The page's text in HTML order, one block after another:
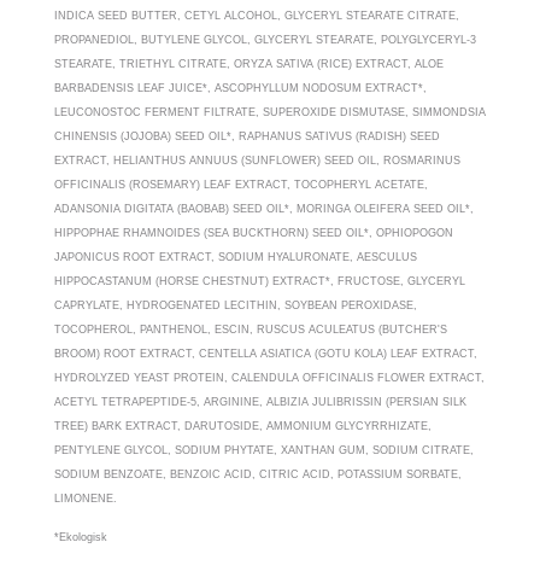
INDICA SEED BUTTER, CETYL ALCOHOL, GLYCERYL STEARATE CITRATE,
PROPANEDIOL, BUTYLENE GLYCOL, GLYCERYL STEARATE, POLYGLYCERYL-3
STEARATE, TRIETHYL CITRATE, ORYZA SATIVA (RICE) EXTRACT, ALOE
BARBADENSIS LEAF JUICE*, ASCOPHYLLUM NODOSUM EXTRACT*,
LEUCONOSTOC FERMENT FILTRATE, SUPEROXIDE DISMUTASE, SIMMONDSIA
CHINENSIS (JOJOBA) SEED OIL*, RAPHANUS SATIVUS (RADISH) SEED
EXTRACT, HELIANTHUS ANNUUS (SUNFLOWER) SEED OIL, ROSMARINUS
OFFICINALIS (ROSEMARY) LEAF EXTRACT, TOCOPHERYL ACETATE,
ADANSONIA DIGITATA (BAOBAB) SEED OIL*, MORINGA OLEIFERA SEED OIL*,
HIPPOPHAE RHAMNOIDES (SEA BUCKTHORN) SEED OIL*, OPHIOPOGON
JAPONICUS ROOT EXTRACT, SODIUM HYALURONATE, AESCULUS
HIPPOCASTANUM (HORSE CHESTNUT) EXTRACT*, FRUCTOSE, GLYCERYL
CAPRYLATE, HYDROGENATED LECITHIN, SOYBEAN PEROXIDASE,
TOCOPHEROL, PANTHENOL, ESCIN, RUSCUS ACULEATUS (BUTCHER'S
BROOM) ROOT EXTRACT, CENTELLA ASIATICA (GOTU KOLA) LEAF EXTRACT,
HYDROLYZED YEAST PROTEIN, CALENDULA OFFICINALIS FLOWER EXTRACT,
ACETYL TETRAPEPTIDE-5, ARGININE, ALBIZIA JULIBRISSIN (PERSIAN SILK
TREE) BARK EXTRACT, DARUTOSIDE, AMMONIUM GLYCYRRHIZATE,
PENTYLENE GLYCOL, SODIUM PHYTATE, XANTHAN GUM, SODIUM CITRATE,
SODIUM BENZOATE, BENZOIC ACID, CITRIC ACID, POTASSIUM SORBATE,
LIMONENE.
*Ekologisk